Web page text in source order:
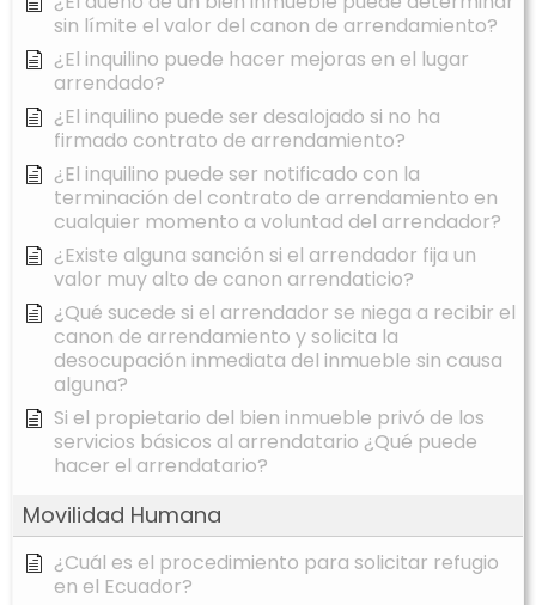
sin límite el valor del canon de arrendamiento?
¿El inquilino puede hacer mejoras en el lugar
arrendado?
¿El inquilino puede ser desalojado si no ha
firmado contrato de arrendamiento?
¿El inquilino puede ser notificado con la
terminación del contrato de arrendamiento en
cualquier momento a voluntad del arrendador?
¿Existe alguna sanción si el arrendador fija un
valor muy alto de canon arrendaticio?
¿Qué sucede si el arrendador se niega a recibir el
canon de arrendamiento y solicita la
desocupación inmediata del inmueble sin causa
alguna?
Si el propietario del bien inmueble privó de los
servicios básicos al arrendatario ¿Qué puede
hacer el arrendatario?
Movilidad Humana
¿Cuál es el procedimiento para solicitar refugio
en el Ecuador?